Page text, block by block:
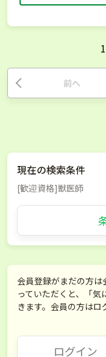
1
前へ
現在の検索条件
[歓迎資格]獣医師
会員登録がまだの方
っていただくと、「
きます。会員の方はロ
ログイン